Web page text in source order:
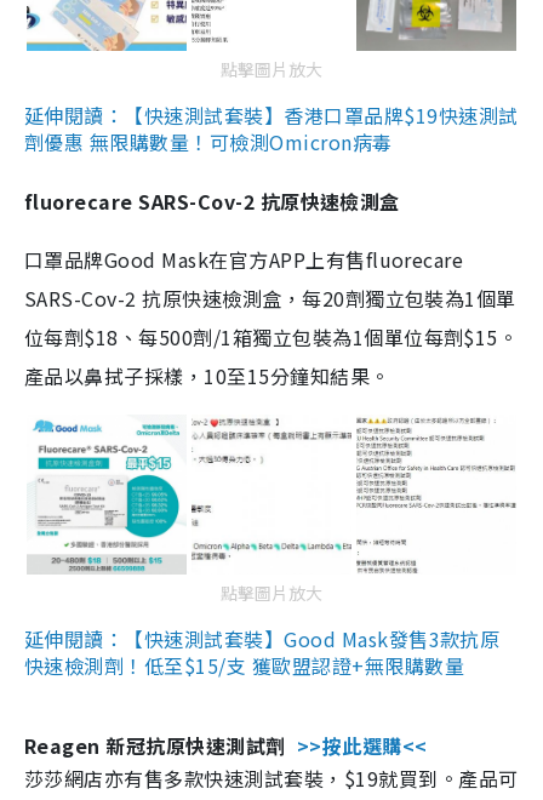
點擊圖片放大
延伸閱讀：【快速測試套裝】香港口罩品牌$19快速測試
劑優惠 無限購數量！可檢測Omicron病毒
fluorecare SARS-Cov-2 抗原快速檢測盒
口罩品牌Good Mask在官方APP上有售fluorecare
SARS-Cov-2 抗原快速檢測盒，每20劑獨立包裝為1個單
位每劑$18、每500劑/1箱獨立包裝為1個單位每劑$15。
產品以鼻拭子採樣，10至15分鐘知結果。
點擊圖片放大
延伸閱讀：【快速測試套裝】Good Mask發售3款抗原
快速檢測劑！低至$15/支 獲歐盟認證+無限購數量
Reagen 新冠抗原快速測試劑 >>按此選購<<
莎莎網店亦有售多款快速測試套裝，$19就買到。產品可